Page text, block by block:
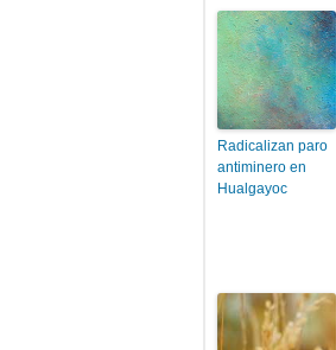
Radicalizan paro
antiminero en
Hualgayoc